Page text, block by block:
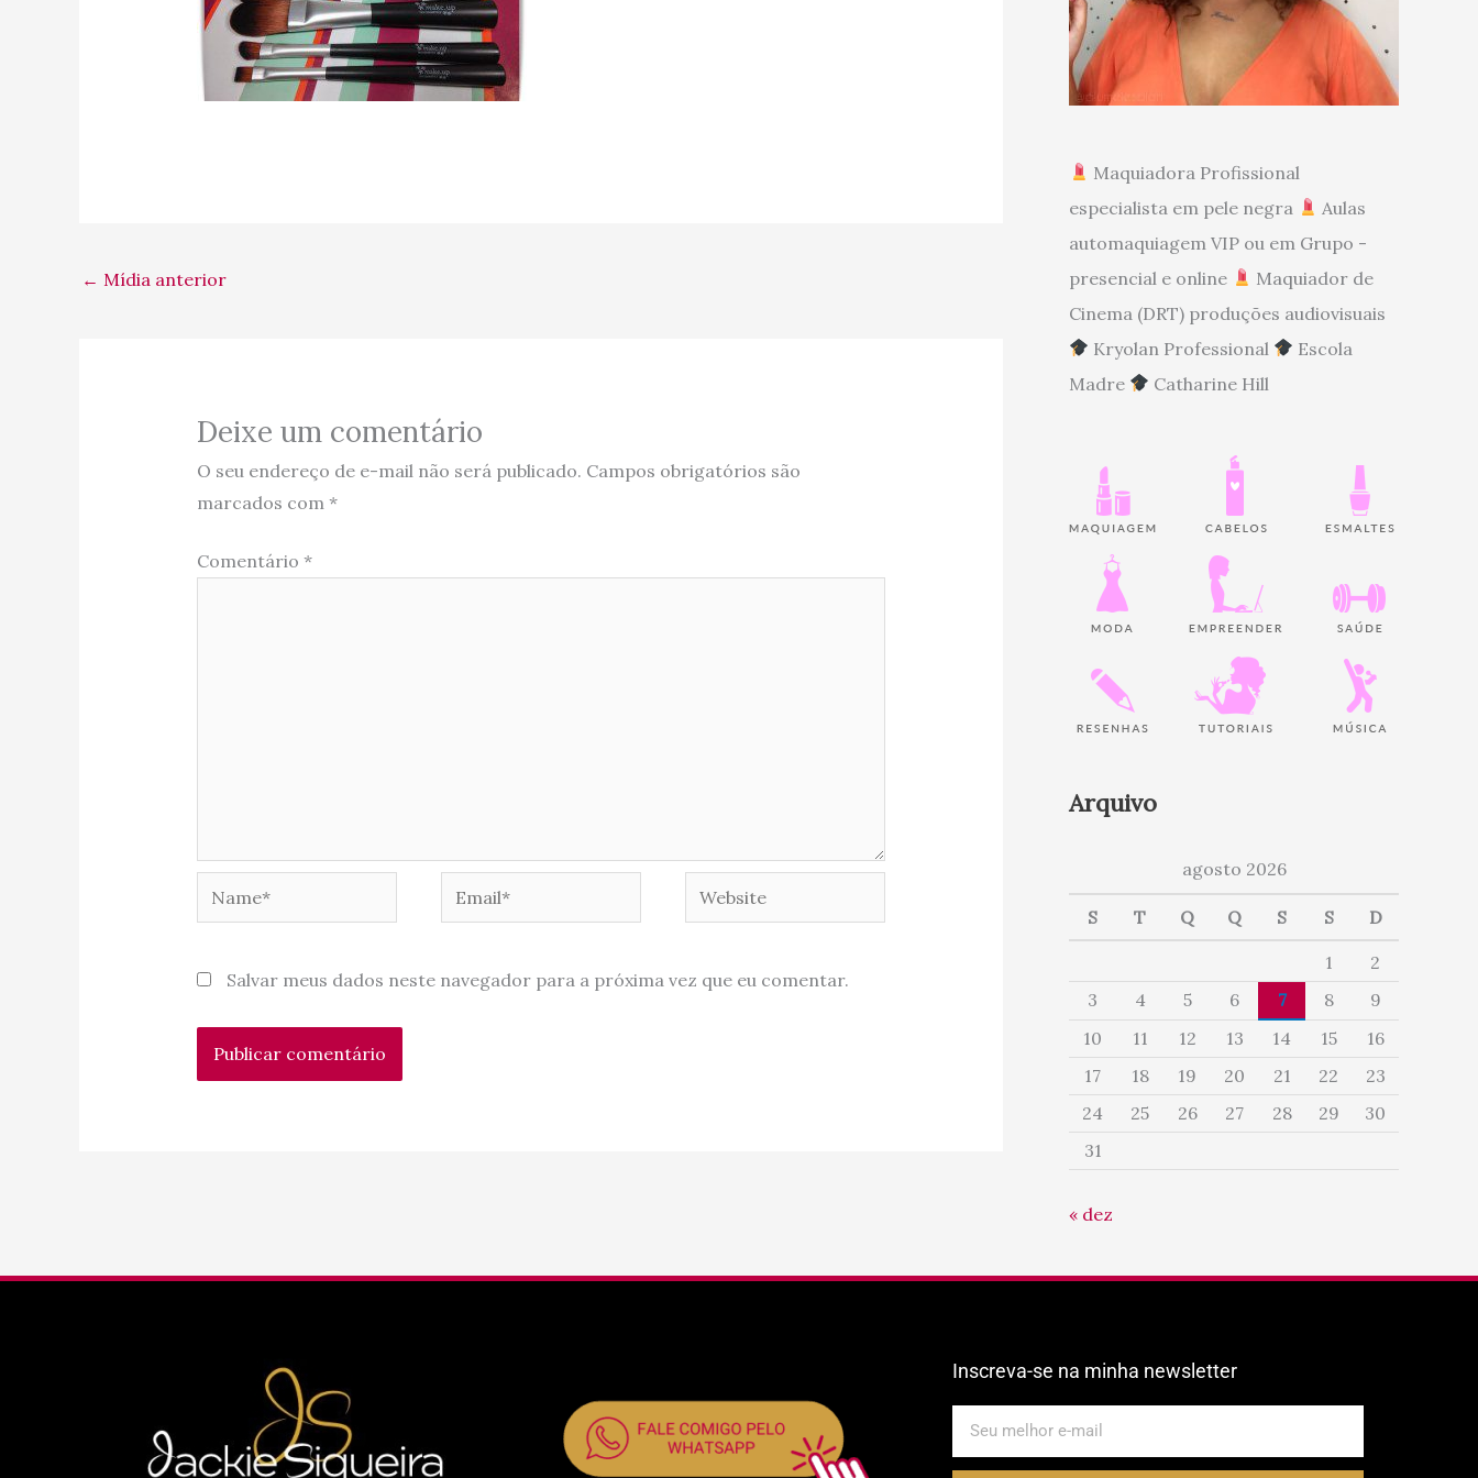
← Mídia anterior
Deixe um comentário
O seu endereço de e-mail não será publicado. Campos obrigatórios são
marcados com *
Comentário *
Website
Salvar meus dados neste navegador para a próxima vez que eu comentar.
Maquiadora Profissional
especialista em pele negra
Aulas
automaquiagem VIP ou em Grupo -
presencial e online
Maquiador de
Cinema (DRT) produções audiovisuais
Kryolan Professional
Escola
Madre
Catharine Hill
Arquivo
agosto 2026
S T Q Q S S D
1
2
3
4 5 6 7 8
9
10
11 12 13 14 15
16
17
18 19 20 21 22
23
24
25 26 27 28 29
30
31
« dez
Inscreva-se na minha newsletter